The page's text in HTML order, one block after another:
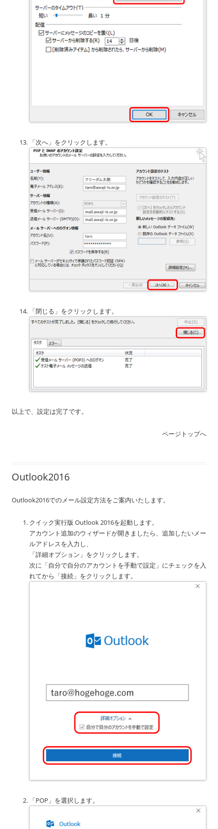
「次へ」をクリックします。
「閉じる」をクリックします。
以上で、設定は完了です。
ページトップへ
Outlook2016
Outlook2016でのメール設定方法をご案内いたします。
クイック実行版 Outlook 2016を起動します。
アカウント追加のウィザードが開きましたら、追加したいメー
ルアドレスを入力し、
「詳細オプション」をクリックします。
次に「自分で自分のアカウントを手動で設定」にチェックを入
れてから「接続」をクリックします。
「POP」を選択します。